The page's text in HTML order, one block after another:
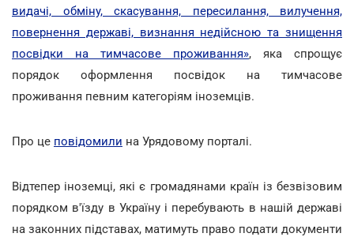
видачі, обміну, скасування, пересилання, вилучення,
повернення державі, визнання недійсною та знищення
посвідки на тимчасове проживання», яка спрощує
порядок оформлення посвідок на тимчасове
проживання певним категоріям іноземців.
Про це повідомили на Урядовому порталі.
Відтепер іноземці, які є громадянами країн із безвізовим
порядком в'їзду в Україну і перебувають в нашій державі
на законних підставах, матимуть право подати документи